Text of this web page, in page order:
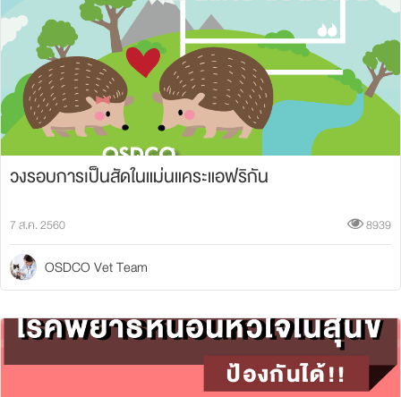
วงรอบการเป็นสัดในแม่นแคระแอฟริกัน
8939
7 ส.ค. 2560
OSDCO Vet Team